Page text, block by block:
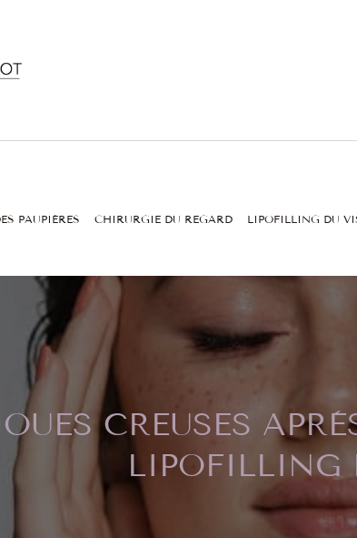
PAUPIÈRES CHIRURGIE DU REGARD LIPOFILLING DU
CREUSES
LIPOFILLING